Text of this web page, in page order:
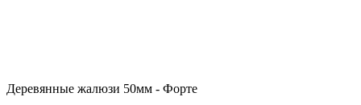
Деревянные жалюзи 50мм - Форте